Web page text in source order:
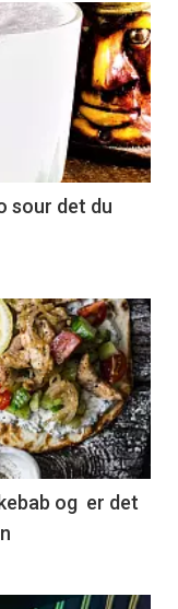
sour det du
og er det